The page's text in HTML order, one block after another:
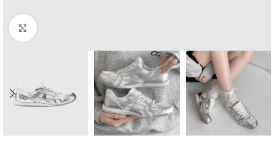
Click to enlarge